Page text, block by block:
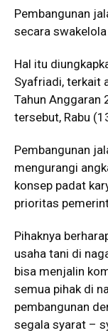
Pembangunan
secara
Hal itu
Syafriadi, terkait
Tahun Anggaran
tersebut, Rabu
Pembangunan
mengurangi
konsep padat
prioritas
Pihaknya
usaha tani di
bisa menjalin
semua pihak di
pembangunan
segala syarat –